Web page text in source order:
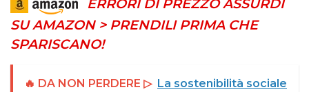
ERRORI DI PREZZO ASSURDI
SU AMAZON > PRENDILI PRIMA CHE
SPARISCANO!
🔥 DA NON PERDERE ▷ La sostenibilità sociale